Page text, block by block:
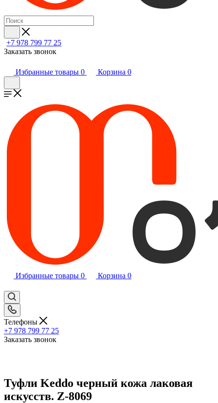
+7 978 799 77 25
Заказать звонок
Избранные товары 0 Корзина 0
Избранные товары 0 Корзина 0
Телефоны
+7 978 799 77 25
Заказать звонок
Туфли Keddo черный кожа лаковая
искусств. Z-8069